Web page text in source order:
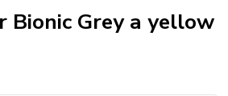
Bionic Grey a yellow